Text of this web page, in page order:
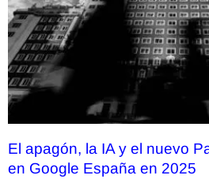
El apagón, la IA y el nuevo
en Google España en 2025